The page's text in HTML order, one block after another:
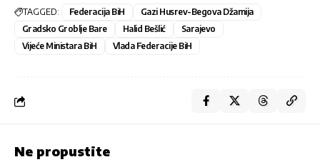
TAGGED: Federacija BiH
Gazi Husrev-Begova Džamija
Gradsko Groblje Bare
Halid Bešlić
Sarajevo
Vijeće Ministara BiH
Vlada Federacije BiH
Ne propustite